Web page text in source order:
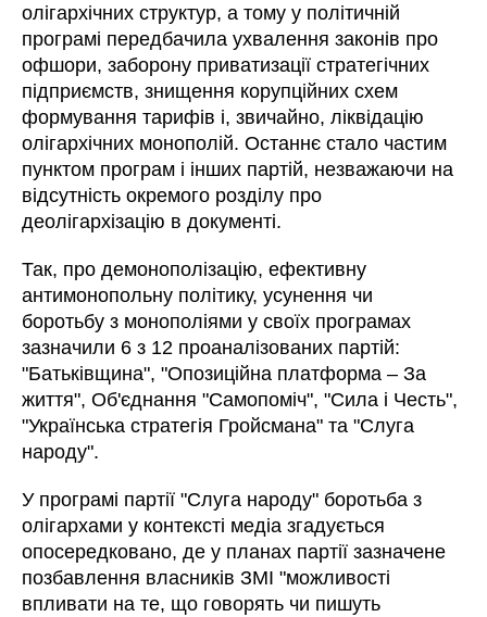
олігархічних структур, а тому у політичній
програмі передбачила ухвалення законів про
офшори, заборону приватизації стратегічних
підприємств, знищення корупційних схем
формування тарифів і, звичайно, ліквідацію
олігархічних монополій. Останнє стало частим
пунктом програм і інших партій, незважаючи на
відсутність окремого розділу про
деолігархізацію в документі.
Так, про демонополізацію, ефективну
антимонопольну політику, усунення чи
боротьбу з монополіями у своїх програмах
зазначили 6 з 12 проаналізованих партій:
"Батьківщина", "Опозиційна платформа – За
життя", Об'єднання "Самопоміч", "Сила і Честь",
"Українська стратегія Гройсмана" та "Слуга
народу".
У програмі партії "Слуга народу" боротьба з
олігархами у контексті медіа згадується
опосередковано, де у планах партії зазначене
позбавлення власників ЗМІ "можливості
впливати на те, що говорять чи пишуть